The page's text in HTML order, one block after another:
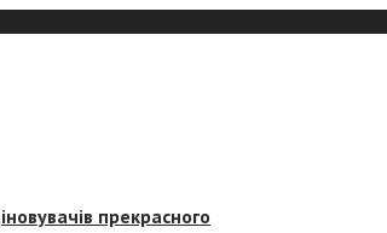
прекрасного